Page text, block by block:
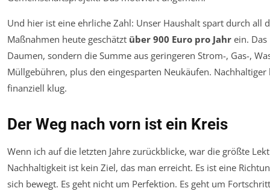
Und hier ist eine ehrliche Zahl: Unser Haushalt spart durch all
Maßnahmen heute geschätzt über 900 Euro pro Jahr ein.
Daumen, sondern die Summe aus geringeren Strom-, Gas-,
Müllgebühren, plus den eingesparten Neukäufen. Nachhaltiger
finanziell klug.
Der Weg nach vorn ist ein Kreis
Wenn ich auf die letzten Jahre zurückblicke, war die größte
Nachhaltigkeit ist kein Ziel, das man erreicht. Es ist eine
sich bewegt. Es geht nicht um Perfektion. Es geht um